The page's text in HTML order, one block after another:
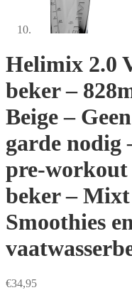
Helimix 2.0
beker –
Beige –
garde nodig
pre-workout
beker –
Smoothies
€34,95